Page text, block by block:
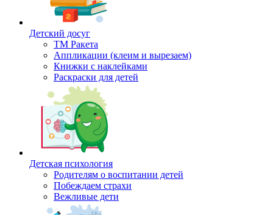
Детский досуг
ТМ Ракета
Аппликации (клеим и вырезаем)
Книжки с наклейками
Раскраски для детей
Детская психология
Родителям о воспитании детей
Побеждаем страхи
Вежливые дети